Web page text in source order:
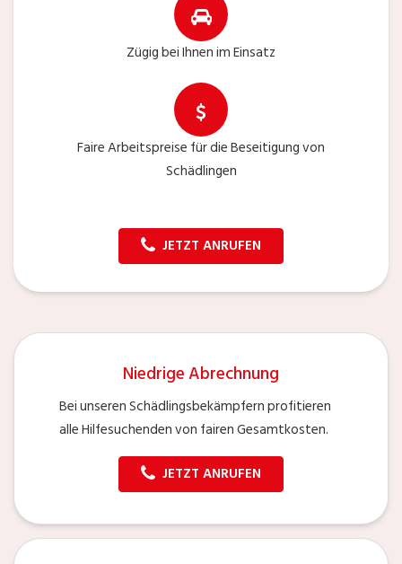
Zügig bei Ihnen im Einsatz
Faire Arbeitspreise für die Beseitigung von
Schädlingen
JETZT ANRUFEN
Niedrige Abrechnung
Bei unseren Schädlingsbekämpfern profitieren
alle Hilfesuchenden von fairen Gesamtkosten.
JETZT ANRUFEN